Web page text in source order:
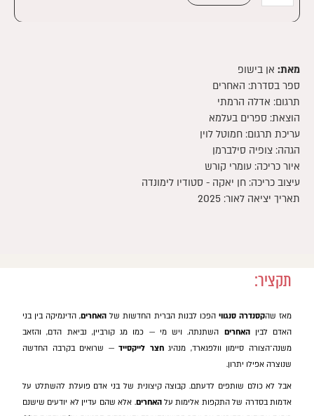
מאת: אן בישופ
ספר בסדרת: האחרים
תרגום: אדלה הרמתי
הוצאת: ספרים בעלמא
עריכת תרגום: חמוטל לוין
הגהה: צופיה סילברמן
איור כריכה: עומרי קורש
עיצוב כריכה: חן יאקה - סטודיו לימונדה
תאריך יציאה לאור: 2025
תקציר:
מאז שהקסנדרה סנגווי הפכו לבנות הברית החדשות של האחרים, הדינמיקה בין בני
האדם לביןהאחרים השתנתה. ויש מי — כמו מג קורביין, נביאת הדם, והזאב
משנה־הצורה סיימון וולפגארד, מנהיגחצר לייקסייד— שרואים בקרבה החדשה
שנוצרה אפילו יתרון.
אבל לא כולם שותפים לדעתם. קבוצה קיצונית של בני אדם פועלת להשתלט על
אדמות בסדרה של התקפות אלימות עלהאחרים. אלא שהם עדיין לא יודעים שישנם